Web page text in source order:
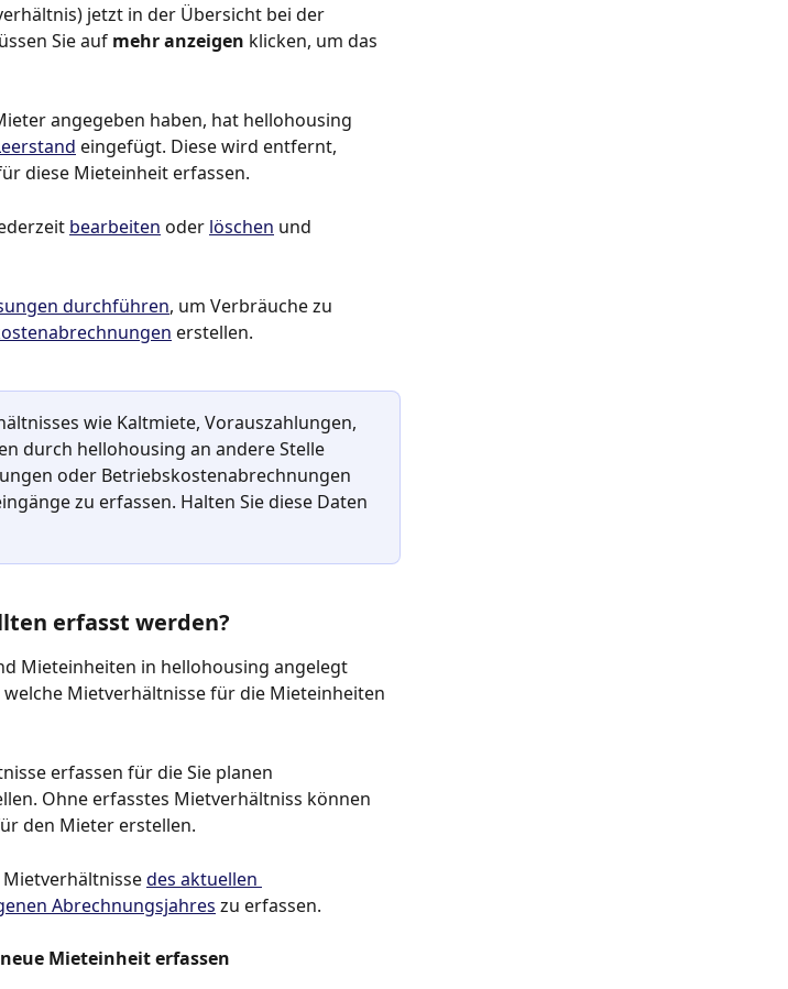
jetzt in der Übersicht bei der
Sie auf mehr anzeigen klicken, um das
angegeben haben, hat hellohousing
eingefügt. Diese wird entfernt,
diese Mieteinheit erfassen.
bearbeiten oder löschen und
durchführen, um Verbräuche zu
erstellen.
wie Kaltmiete, Vorauszahlungen,
durch hellohousing an andere Stelle
oder Betriebskostenabrechnungen
zu erfassen. Halten Sie diese Daten
erfasst werden?
Mieteinheiten in hellohousing angelegt
Mietverhältnisse für die Mieteinheiten
erfassen für die Sie planen
Ohne erfasstes Mietverhältniss können
den Mieter erstellen.
des aktuellen
Abrechnungsjahres zu erfassen.
Mieteinheit erfassen